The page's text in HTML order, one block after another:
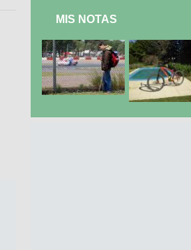
MIS NOTAS